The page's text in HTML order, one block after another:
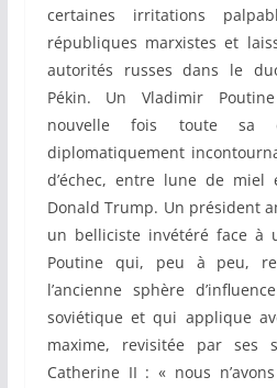
certaines irritations
républiques marxistes et
autorités russes dans le
Pékin. Un Vladimir
nouvelle fois toute sa
diplomatiquement
d’échec, entre lune de miel
Donald Trump. Un président
un belliciste invétéré face à
Poutine qui, peu à peu,
l’ancienne sphère
soviétique et qui applique
maxime, revisitée par
Catherine II : « nous